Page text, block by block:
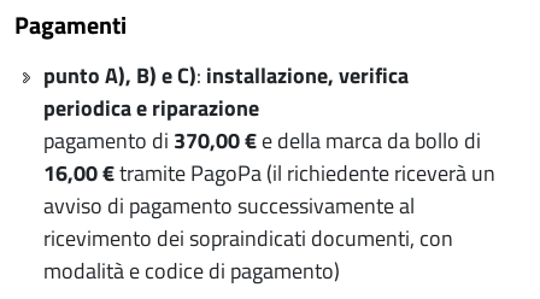
Pagamenti
punto A), B) e C): installazione, verifica
periodica e riparazione
pagamento di 370,00 €e della marca da bollo di
16,00 €tramite PagoPa (il richiedente riceverà un
avviso di pagamento successivamente al
ricevimento dei sopraindicati documenti, con
modalità e codice di pagamento)